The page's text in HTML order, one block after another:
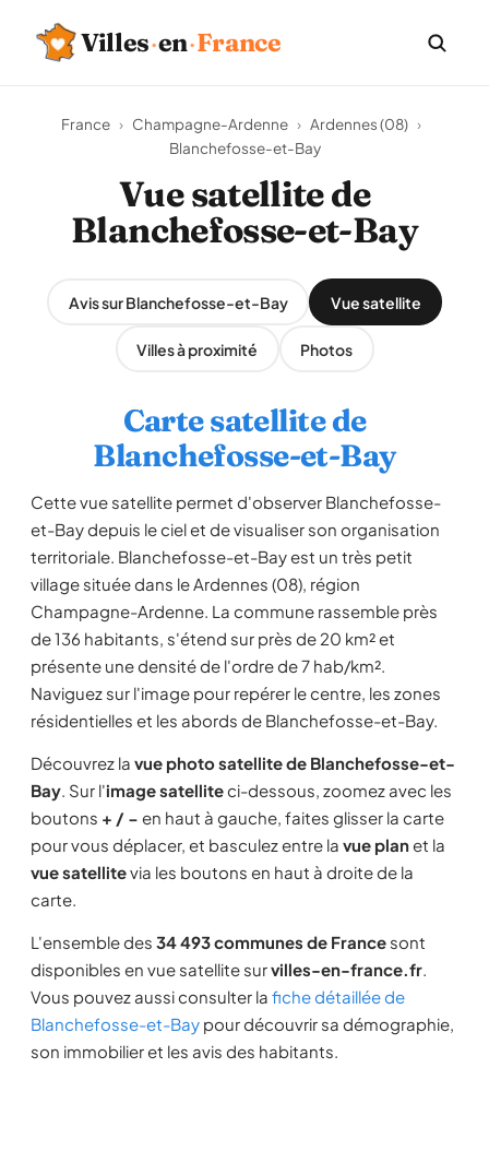
Villes·en·France
France › Champagne-Ardenne › Ardennes (08) ›
Blanchefosse-et-Bay
Vue satellite de
Blanchefosse-et-Bay
Avis sur Blanchefosse-et-Bay Vue satellite
Villes à proximité Photos
Carte satellite de
Blanchefosse-et-Bay
Cette vue satellite permet d'observer Blanchefosse-
et-Bay depuis le ciel et de visualiser son organisation
territoriale. Blanchefosse-et-Bay est un très petit
village située dans le Ardennes (08), région
Champagne-Ardenne. La commune rassemble près
de 136 habitants, s'étend sur près de 20 km² et
présente une densité de l'ordre de 7 hab/km².
Naviguez sur l'image pour repérer le centre, les zones
résidentielles et les abords de Blanchefosse-et-Bay.
Découvrez la vue photo satellite de Blanchefosse-et-
Bay. Sur l'image satelliteci-dessous, zoomez avec les
boutons + / − en haut à gauche, faites glisser la carte
pour vous déplacer, et basculez entre la vue planet la
vue satellitevia les boutons en haut à droite de la
carte.
L'ensemble des 34 493 communes de France sont
disponibles en vue satellite survilles-en-france.fr.
Vous pouvez aussi consulter la fiche détaillée de
Blanchefosse-et-Bay pour découvrir sa démographie,
son immobilier et les avis des habitants.